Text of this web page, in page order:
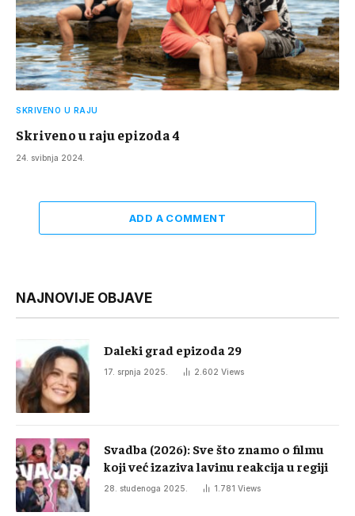
SKRIVENO U RAJU
Skriveno u raju epizoda 4
24. svibnja 2024.
ADD A COMMENT
NAJNOVIJE OBJAVE
Daleki grad epizoda 29
17. srpnja 2025. 2.602 Views
Svadba (2026): Sve što znamo o filmu
koji već izaziva lavinu reakcija u regiji
28. studenoga 2025. 1.781 Views